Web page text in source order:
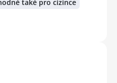
také pro cizince